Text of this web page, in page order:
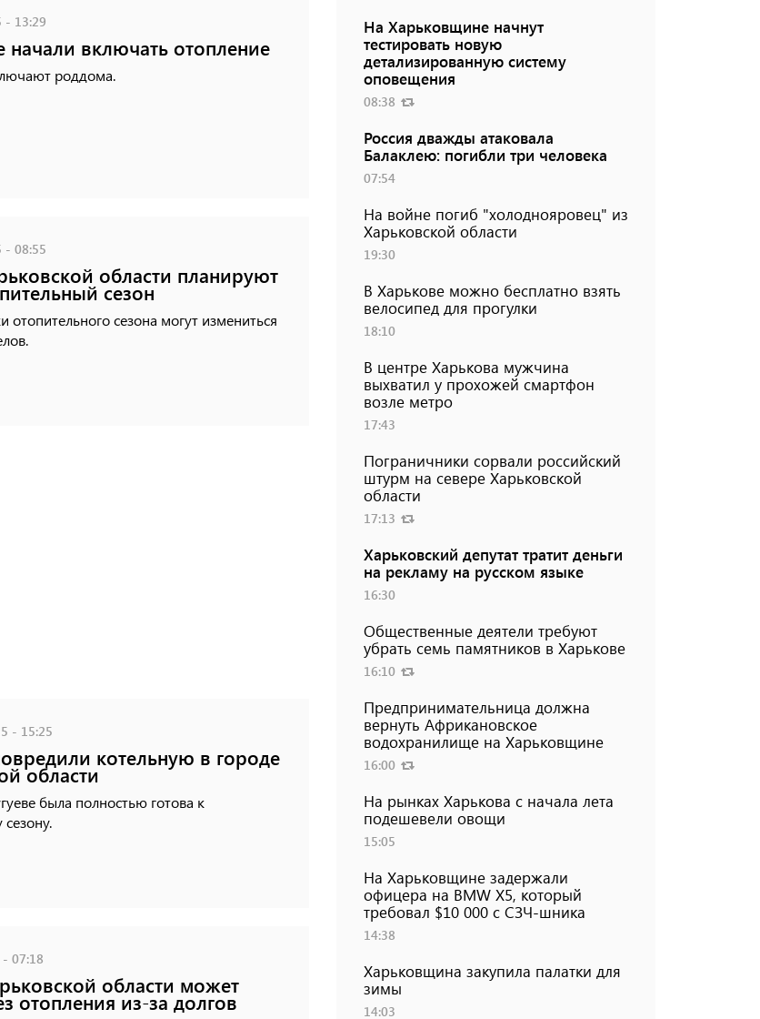
- 13:29
начали включать отопление
роддома.
- 08:55
области планируют
сезон
отопительного сезона могут измениться
- 15:25
котельную в городе
области
была полностью готова к
- 07:18
области может
отопления из-за долгов
На Харьковщине начнут
тестировать новую
детализированную систему
оповещения
08:38
Россия дважды атаковала
Балаклею: погибли три человека
07:54
На войне погиб "холоднояровец" из
Харьковской области
19:30
В Харькове можно бесплатно взять
велосипед для прогулки
18:10
В центре Харькова мужчина
выхватил у прохожей смартфон
возле метро
17:43
Пограничники сорвали российский
штурм на севере Харьковской
области
17:13
Харьковский депутат тратит деньги
на рекламу на русском языке
16:30
Общественные деятели требуют
убрать семь памятников в Харькове
16:10
Предпринимательница должна
вернуть Африкановское
водохранилище на Харьковщине
16:00
На рынках Харькова с начала лета
подешевели овощи
15:05
На Харьковщине задержали
офицера на BMW Х5, который
требовал $10 000 с СЗЧ-шника
14:38
Харьковщина закупила палатки для
зимы
14:03